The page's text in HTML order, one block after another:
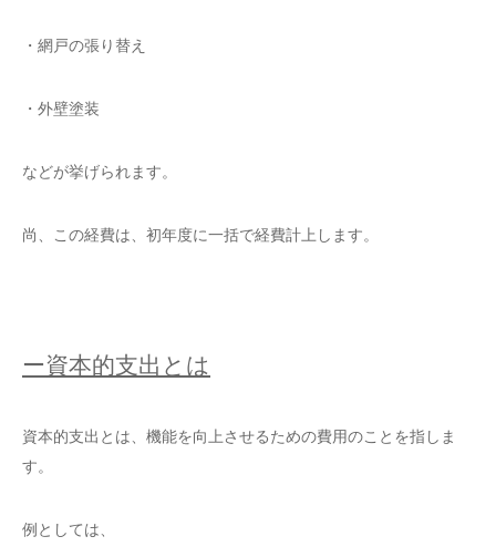
・網戸の張り替え
・外壁塗装
などが挙げられます。
尚、この経費は、初年度に一括で経費計上します。
ー資本的支出とは
資本的支出とは、機能を向上させるための費用のことを指しま
す。
例としては、